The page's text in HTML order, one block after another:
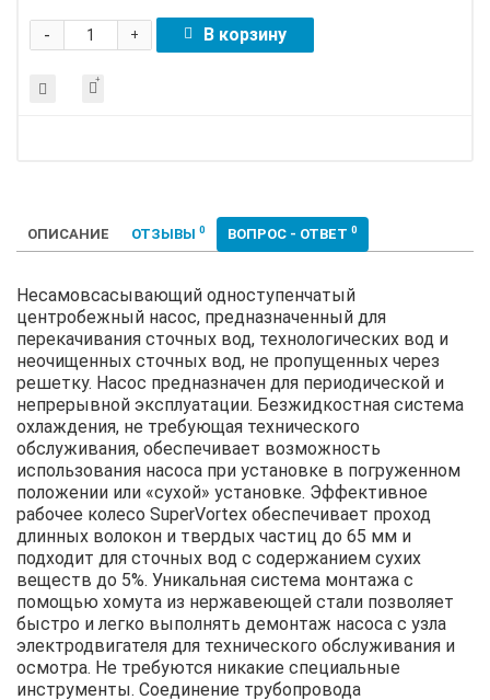
+
- В корзину
ОПИСАНИЕ ОТЗЫВЫ 0 ВОПРОС - ОТВЕТ 0
Несамовсасывающий одноступенчатый
центробежный насос, предназначенный для
перекачивания сточных вод, технологических вод и
неочищенных сточных вод, не пропущенных через
решетку. Насос предназначен для периодической и
непрерывной эксплуатации. Безжидкостная система
охлаждения, не требующая технического
обслуживания, обеспечивает возможность
использования насоса при установке в погруженном
положении или «сухой» установке. Эффективное
рабочее колесо SuperVortex обеспечивает проход
длинных волокон и твердых частиц до 65 мм и
подходит для сточных вод с содержанием сухих
веществ до 5%. Уникальная система монтажа с
помощью хомута из нержавеющей стали позволяет
быстро и легко выполнять демонтаж насоса с узла
электродвигателя для технического обслуживания и
осмотра. Не требуются никакие специальные
инструменты. Соединение трубопровода